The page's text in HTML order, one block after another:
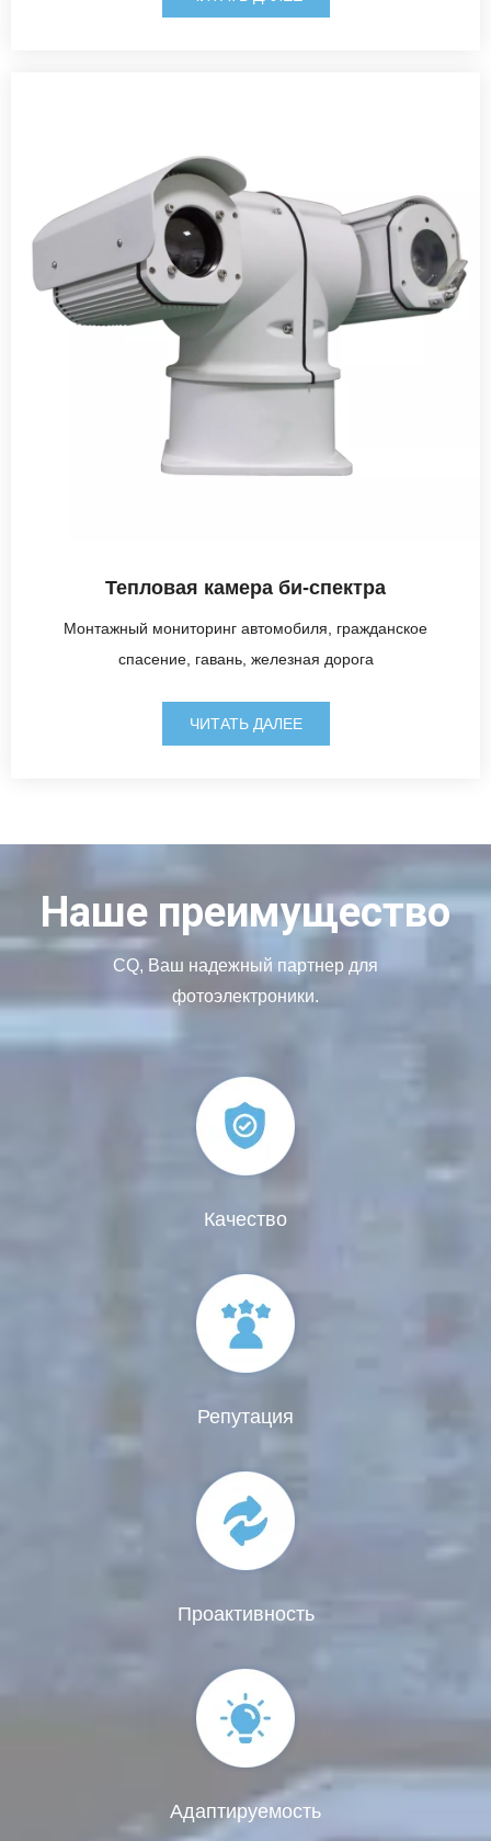
Тепловая камера би-спектра
Монтажный мониторинг автомобиля, гражданское
спасение, гавань, железная дорога
ЧИТАТЬ ДАЛЕЕ
Наше преимущество
CQ, Ваш надежный партнер для
фотоэлектроники.
Качество
Репутация
Проактивность
Адаптируемость